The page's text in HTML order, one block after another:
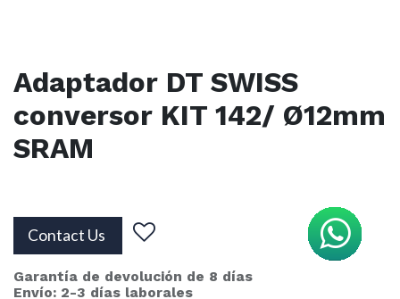
Adaptador DT SWISS
conversor KIT 142/ Ø12mm
SRAM
Contact Us
Garantía de devolución de 8 días
Envío: 2-3 días laborales